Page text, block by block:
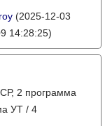
(2025-12-03
14:28:25)
2 программа
УТ / 4